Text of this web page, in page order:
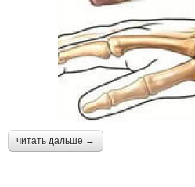
читать дальше →